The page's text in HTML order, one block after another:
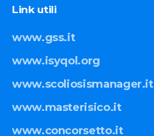
Link utili
www.gss.it
www.isyqol.org
www.scoliosismanager.it
www.masterisico.it
www.concorsetto.it